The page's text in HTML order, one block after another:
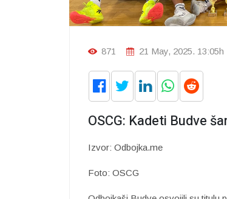
871 21 May, 2025. 13:05h
OSCG: Kadeti Budve
Izvor: Odbojka.me
Foto: OSCG